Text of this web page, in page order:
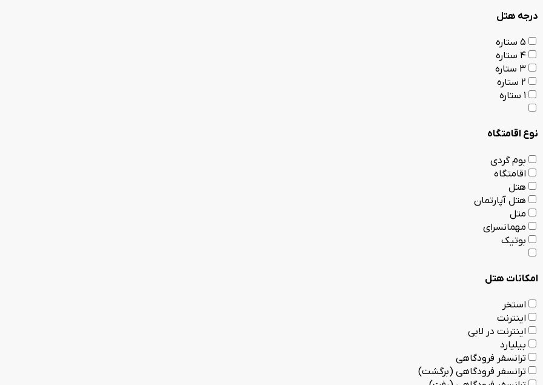
درجه هتل
5 ستاره
4 ستاره
3 ستاره
2 ستاره
1 ستاره
نوع اقامتگاه
بوم گردی
اقامتگاه
هتل
هتل آپارتمان
متل
مهمانسرای
بوتیک
امکانات هتل
استخر
اینترنت
اینترنت در لابی
بیلیارد
ترانسفر فرودگاهی
ترانسفر فرودگاهی (برگشت)